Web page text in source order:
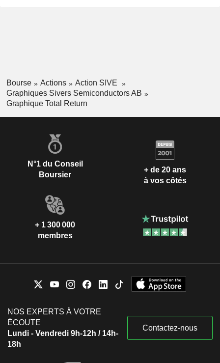
Bourse Actions
Action SIVE
Graphiques Sivers Semiconductors AB
Graphique Total Return
N°1 du Conseil
Boursier
+ de 20 ans
à vos côtés
+ 1 300 000
membres
NOS EXPERTS À VOTRE
ÉCOUTE
Lundi - Vendredi 9h-12h / 14h-
18h
Contactez-nous